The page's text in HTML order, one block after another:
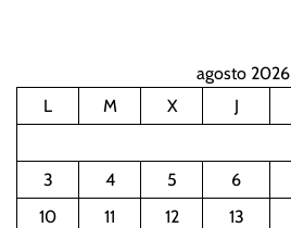
agosto 2026
L
M X J
3
4 5 6
10
11 12 13